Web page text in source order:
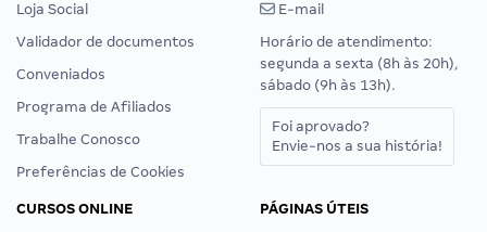
Loja Social
Validador de documentos
Conveniados
Programa de Afiliados
Trabalhe Conosco
Preferências de Cookies
E-mail
Horário de atendimento:
segunda a sexta (8h às 20h),
sábado (9h às 13h).
Foi aprovado?
Envie-nos a sua história!
CURSOS ONLINE
PÁGINAS ÚTEIS